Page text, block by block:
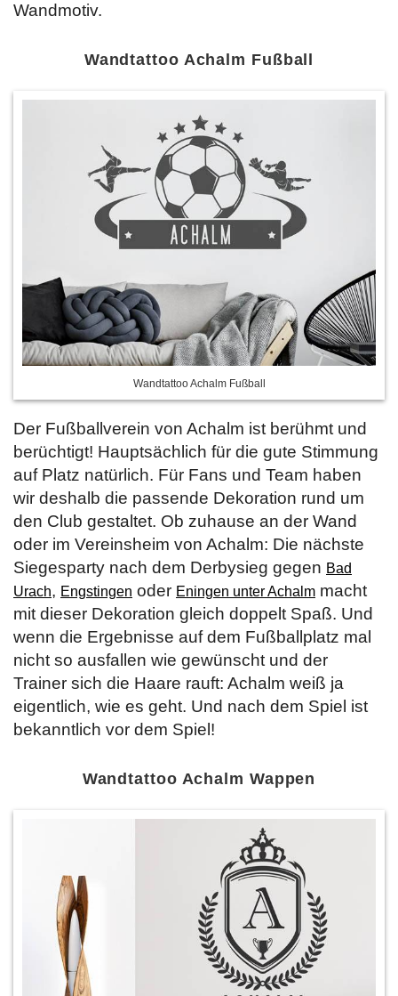
Wandmotiv.
Wandtattoo Achalm Fußball
Wandtattoo Achalm Fußball
Der Fußballverein von Achalm ist berühmt und
berüchtigt! Hauptsächlich für die gute Stimmung
auf Platz natürlich. Für Fans und Team haben
wir deshalb die passende Dekoration rund um
den Club gestaltet. Ob zuhause an der Wand
oder im Vereinsheim von Achalm: Die nächste
Siegesparty nach dem Derbysieg gegen Bad
Urach, Engstingen oder Eningen unter Achalm macht
mit dieser Dekoration gleich doppelt Spaß. Und
wenn die Ergebnisse auf dem Fußballplatz mal
nicht so ausfallen wie gewünscht und der
Trainer sich die Haare rauft: Achalm weiß ja
eigentlich, wie es geht. Und nach dem Spiel ist
bekanntlich vor dem Spiel!
Wandtattoo Achalm Wappen